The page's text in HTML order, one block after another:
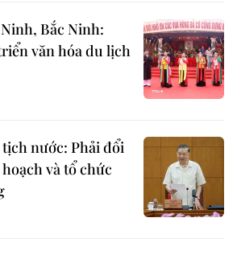
Bắc Ninh:
văn hóa du lịch
nước: Phải đổi
và tổ chức